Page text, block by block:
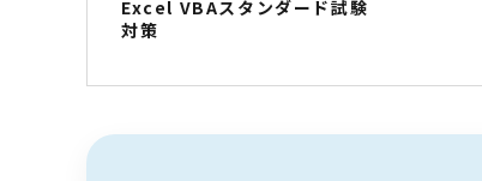
Excel VBAスタンダード試験
対策